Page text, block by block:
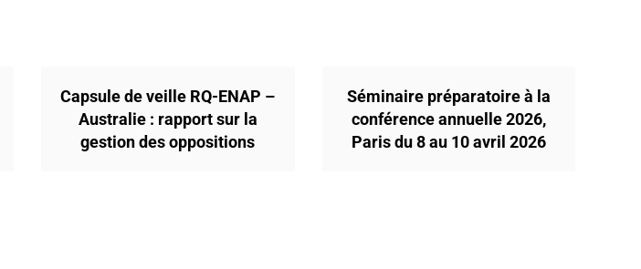
Capsule de veille RQ-ENAP –
Australie : rapport sur la
gestion des oppositions
Séminaire préparatoire à la
conférence annuelle 2026,
Paris du 8 au 10 avril 2026